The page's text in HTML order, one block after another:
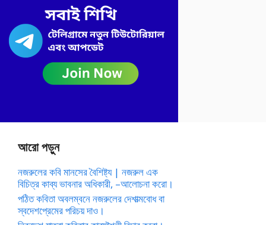
আরো পড়ুন
নজরুলের কবি মানসের বৈশিষ্ট্য | নজরুল এক
বিচিত্র কাব্য ভাবনার অধিকারী, –আলোচনা করো।
পঠিত কবিতা অবলম্বনে নজরুলের দেশাত্মবোধ বা
স্বদেশপ্রেমের পরিচয় দাও।